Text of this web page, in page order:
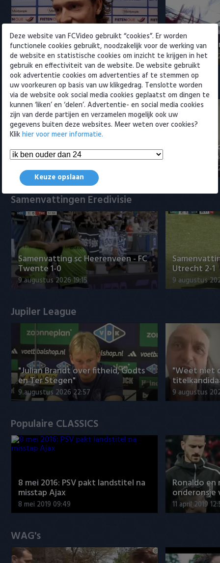
Lammers vol onbegrip over rol bij
Twente: 'Dit is bizar'
9 augustus 2026 20:27
op
8 augustus
Eredivisie
"Julian Brandt over fitheid, Godts
en Ter Stegen"
9 augustus 2026 22:57
"Weet
9 augustus
Samenvattingen Eredivisie
Samenvatting sc Heerenveen - FC
Twente 1-0
9 augustus 2026 19:15
Utrecht 2-1
9 augustus
Jupiler League
"Julian Brandt over fitheid, Godts
en Ter Stegen"
9 augustus 2026 22:57
"Weet niet
9 augustus
Populaire CLASSICS
8 mei 2016: PSV pakt landstitel na
misstap Ajax
8 mei 2019 09:49
Ronaldo
onderonsje
11 april 2019
WAG's
Deze website van FCVideo gebruikt “cookies”. Er worden
functionele cookies gebruikt, noodzakelijk voor de werking van
de website en statistische cookies om inzicht te krijgen in het
gebruik en effectiviteit van de website. De website gebruikt
ook advertentie cookies om advertenties af te stemmen op
uw voorkeuren op basis van uw klikgedrag. Tenslotte worden
via de website ook social media cookies geplaatst om dingen te
kunnen ‘liken’ en ‘delen’. Advertentie- en social media cookies
zijn van derde partijen en verzamelen mogelijk ook uw
gegevens buiten deze websites. Meer weten over cookies?
Klikhier voor meer informatie.
Keuze opslaan